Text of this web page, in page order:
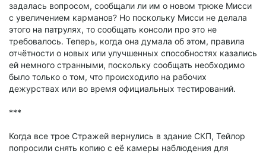
задалась вопросом, сообщали ли им о новом трюке Мисси
с увеличением карманов? Но поскольку Мисси не делала
этого на патрулях, то сообщать консоли про это не
требовалось. Теперь, когда она думала об этом, правила
отчётности о новых или улучшенных способностях казались
ей немного странными, поскольку сообщать необходимо
было только о том, что происходило на рабочих
дежурствах или во время официальных тестирований.
***
Когда все трое Стражей вернулись в здание СКП, Тейлор
попросили снять копию с её камеры наблюдения для